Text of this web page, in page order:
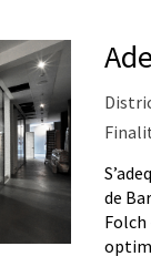
de
Folch